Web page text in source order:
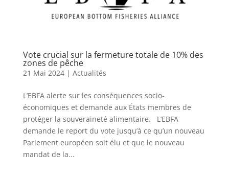
Vote crucial sur la fermeture totale de 10% des
zones de pêche
21 Mai 2024| Actualités
L’EBFA alerte sur les conséquences socio-
économiques et demande aux États membres de
protéger la souveraineté alimentaire. L’EBFA
demande le report du vote jusqu’à ce qu’un nouveau
Parlement européen soit élu et que le nouveau
mandat de la...